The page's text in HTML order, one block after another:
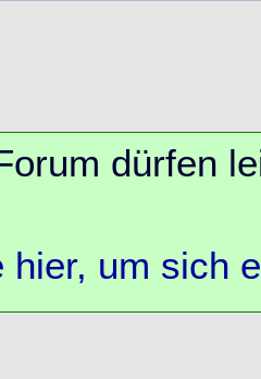
dürfen
hier, um sich